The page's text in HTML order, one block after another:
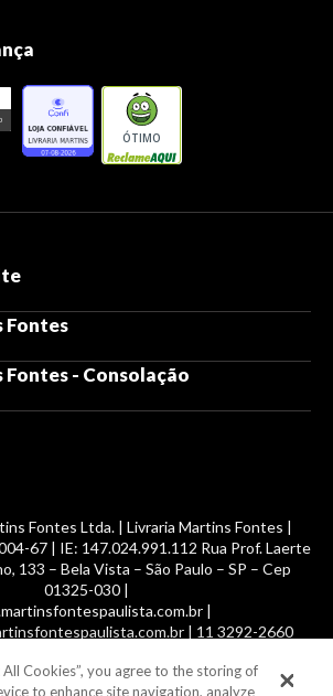
ÓTIMO
Fontes
- Consolação
Fontes Ltda. | Livraria Martins Fontes |
67 | IE: 147.024.991.112 Rua Prof. Laerte
133 – Bela Vista – São Paulo – SP – Cep
01325-030 |
|
| 11 3292-2660
livros nacionais e importados,
All Cookies”, you agree to the storing of
to enhance site navigation, analyze